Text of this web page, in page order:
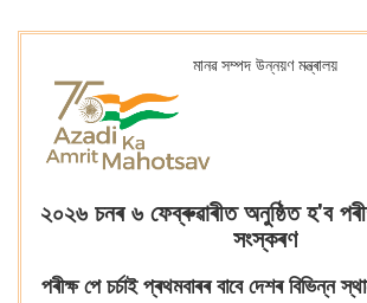
মানৱ সম্পদ উন্নয়ণ মন্ত্ৰালয়
২০২৬ চনৰ ৬ ফেব্ৰুৱাৰীত অনুষ্ঠিত হ'ব
সংস্কৰণ
পৰীক্ষ পে চৰ্চাই প্ৰথমবাৰৰ বাবে দেশৰ বিভিন্ন